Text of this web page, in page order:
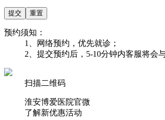
预约须知：
1、网络预约，优先就诊；
2、提交预约后，5-10分钟内客服将会
扫描二维码
淮安博爱医院官微
了解新优惠活动